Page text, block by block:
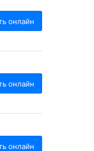
онлайн
онлайн
онлайн